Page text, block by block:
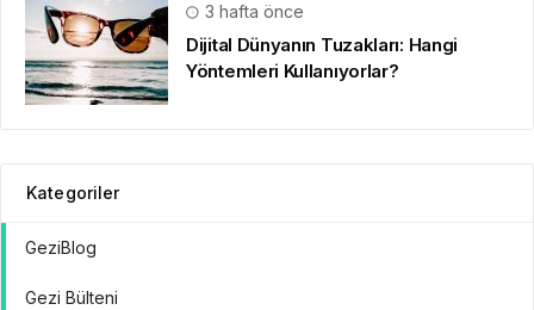
3 hafta önce
Dijital Dünyanın Tuzakları: Hangi
Yöntemleri Kullanıyorlar?
Kategoriler
GeziBlog
Gezi Bülteni